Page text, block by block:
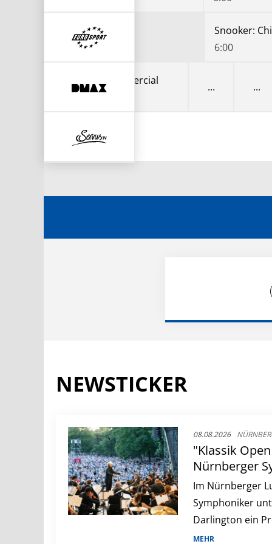
6:00
Infomercial
NEWSTICKER
08.08.2026
"Klassik
Nürnberger
Infos zum
Im Nürnberger
Symphoniker
Darlington ein
MEHR